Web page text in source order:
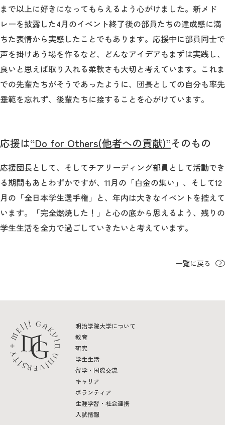
まで以上に好きになってもらえるよう心がけました。新メド
レーを披露した4月のイベント終了後の部員たちの達成感に満
ちた表情から実感したことでもあります。応援中に部員同士で
声を掛けあう場を作るなど、どんなアイデアもまずは実践し、
良いと思えば取り入れる柔軟さも大切と考えています。これま
での先輩たちがそうであったように、団長としての自分も率先
垂範を忘れず、後輩たちに接することを心がけています。
応援は“Do for Others(他者への貢献)”そのもの
応援団長として、そしてチアリーディング部員として活動でき
る期間もあとわずかですが、11月の「白金の集い」、そして12
月の「全日本学生選手権」と、年内は大きなイベントを控えて
います。「完全燃焼した！」と心の底から思えるよう、残りの
学生生活を全力で過ごしていきたいと考えています。
一覧に戻る
明治学院大学について
教育
研究
学生生活
留学・国際交流
キャリア
ボランティア
生涯学習・社会連携
入試情報